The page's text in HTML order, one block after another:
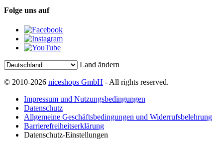
Folge uns auf
Land ändern
© 2010-2026 niceshops GmbH - All rights reserved.
Impressum und Nutzungsbedingungen
Datenschutz
Allgemeine Geschäftsbedingungen und Widerrufsbelehrung
Barrierefreiheitserklärung
Datenschutz-Einstellungen